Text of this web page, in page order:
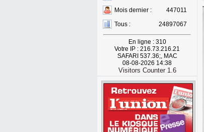
Mois dernier :
447011
Tous :
24897067
En ligne : 310
Votre IP : 216.73.216.21
SAFARI 537.36;, MAC
08-08-2026 14:38
Visitors Counter 1.6